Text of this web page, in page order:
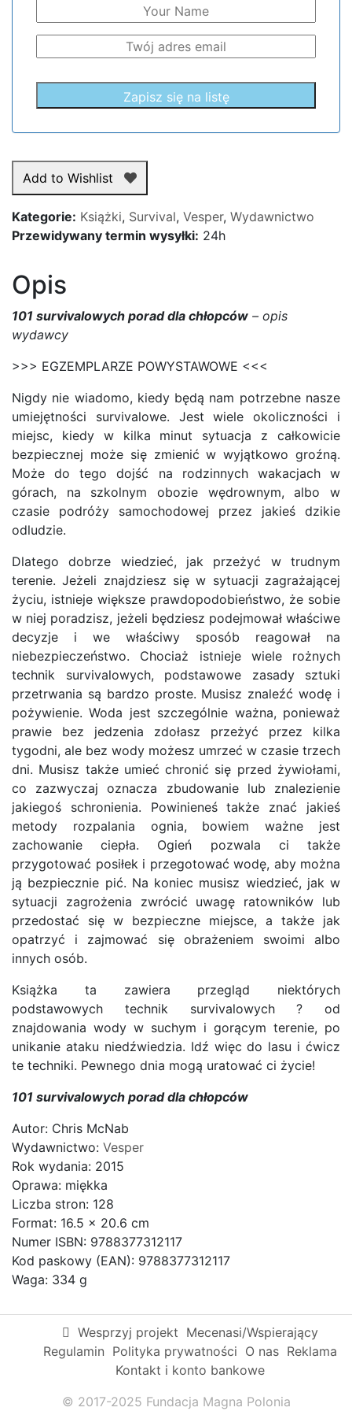
Add to Wishlist
Kategorie: Książki, Survival, Vesper, Wydawnictwo
Przewidywany termin wysyłki: 24h
Opis
101 survivalowych porad dla chłopców – opis
wydawcy
>>> EGZEMPLARZE POWYSTAWOWE <<<
Nigdy nie wiadomo, kiedy będą nam potrzebne nasze
umiejętności survivalowe. Jest wiele okoliczności i
miejsc, kiedy w kilka minut sytuacja z całkowicie
bezpiecznej może się zmienić w wyjątkowo groźną.
Może do tego dojść na rodzinnych wakacjach w
górach, na szkolnym obozie wędrownym, albo w
czasie podróży samochodowej przez jakieś dzikie
odludzie.
Dlatego dobrze wiedzieć, jak przeżyć w trudnym
terenie. Jeżeli znajdziesz się w sytuacji zagrażającej
życiu, istnieje większe prawdopodobieństwo, że sobie
w niej poradzisz, jeżeli będziesz podejmował właściwe
decyzje i we właściwy sposób reagował na
niebezpieczeństwo. Chociaż istnieje wiele rożnych
technik survivalowych, podstawowe zasady sztuki
przetrwania są bardzo proste. Musisz znaleźć wodę i
pożywienie. Woda jest szczególnie ważna, ponieważ
prawie bez jedzenia zdołasz przeżyć przez kilka
tygodni, ale bez wody możesz umrzeć w czasie trzech
dni. Musisz także umieć chronić się przed żywiołami,
co zazwyczaj oznacza zbudowanie lub znalezienie
jakiegoś schronienia. Powinieneś także znać jakieś
metody rozpalania ognia, bowiem ważne jest
zachowanie ciepła. Ogień pozwala ci także
przygotować posiłek i przegotować wodę, aby można
ją bezpiecznie pić. Na koniec musisz wiedzieć, jak w
sytuacji zagrożenia zwrócić uwagę ratowników lub
przedostać się w bezpieczne miejsce, a także jak
opatrzyć i zajmować się obrażeniem swoimi albo
innych osób.
Książka ta zawiera przegląd niektórych
podstawowych technik survivalowych ? od
znajdowania wody w suchym i gorącym terenie, po
unikanie ataku niedźwiedzia. Idź więc do lasu i ćwicz
te techniki. Pewnego dnia mogą uratować ci życie!
101 survivalowych porad dla chłopców
Autor: Chris McNab
Wydawnictwo: Vesper
Rok wydania: 2015
Oprawa: miękka
Liczba stron: 128
Format: 16.5 x 20.6 cm
Numer ISBN: 9788377312117
Kod paskowy (EAN): 9788377312117
Waga: 334 g
Wesprzyj projekt Mecenasi/Wspierający
Regulamin Polityka prywatności O nas Reklama
Kontakt i konto bankowe
© 2017-2025 Fundacja Magna Polonia